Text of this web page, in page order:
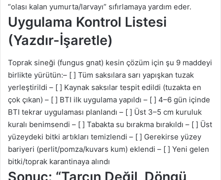
“olası kalan yumurta/larvayı” sıfırlamaya yardım eder.
Uygulama Kontrol Listesi
(Yazdır-İşaretle)
Toprak sineği (fungus gnat) kesin çözüm için şu 9 maddeyi
birlikte yürütün:– [ ] Tüm saksılara sarı yapışkan tuzak
yerleştirildi – [ ] Kaynak saksılar tespit edildi (tuzakta en
çok çıkan) – [ ] BTI ilk uygulama yapıldı – [ ] 4–6 gün içinde
BTI tekrar uygulaması planlandı – [ ] Üst 3–5 cm kuruluk
kuralı benimsendi – [ ] Tabakta su bırakma bırakıldı – [ ] Üst
yüzeydeki bitki artıkları temizlendi – [ ] Gerekirse yüzey
bariyeri (perlit/pomza/kuvars kum) eklendi – [ ] Yeni gelen
bitki/toprak karantinaya alındı
Sonuç: “Tarçın Değil, Döngü